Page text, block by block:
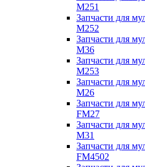
M251
Запчасти для
M252
Запчасти для
M36
Запчасти для
M253
Запчасти для
M26
Запчасти для
FM27
Запчасти для
M31
Запчасти для
FM4502